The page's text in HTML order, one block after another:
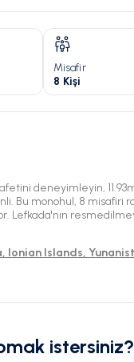
Misafir
8 Kişi
deneyimleyin,
Bu monohul, 8 misafiri
Lefkada'nın
karışımının
Ionian Islands,
istersiniz?